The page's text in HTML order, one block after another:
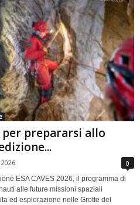
prepararsi allo
0
ESA CAVES 2026, il programma di
alle future missioni spaziali
ed esplorazione nelle Grotte del